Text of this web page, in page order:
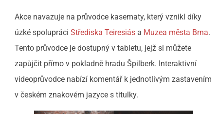
Akce navazuje na průvodce kasematy, který vznikl díky
úzké spolupráci Střediska Teiresiás a Muzea města Brna.
Tento průvodce je dostupný v tabletu, jejž si můžete
zapůjčit přímo v pokladně hradu Špilberk. Interaktivní
videoprůvodce nabízí komentář k jednotlivým zastavením
v českém znakovém jazyce s titulky.